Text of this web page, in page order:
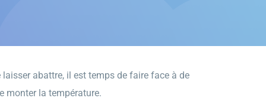
abattre, il est temps de faire face à de
monter la température.